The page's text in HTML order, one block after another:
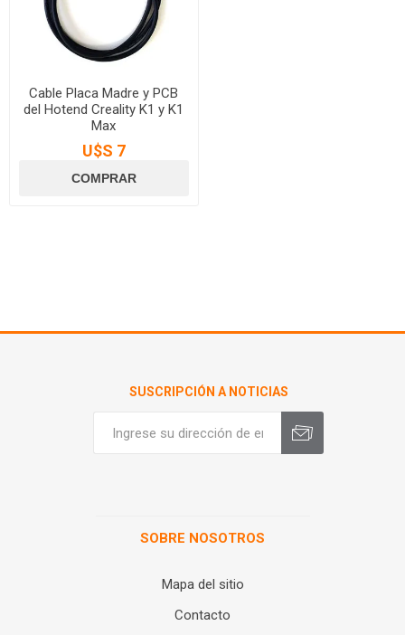
Cable Placa Madre y PCB
del Hotend Creality K1 y K1
Max
U$S 7
SUSCRIPCIÓN A NOTICIAS
SOBRE NOSOTROS
Mapa del sitio
Contacto